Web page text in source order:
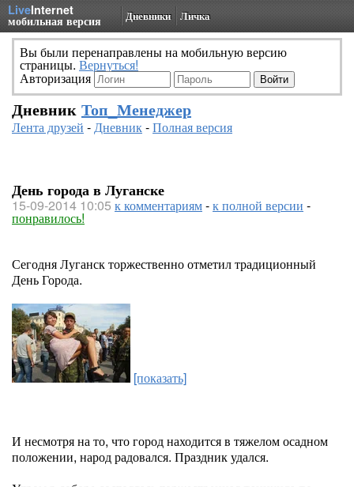
LiveInternet
мобильная версия Дневники Личка
Вы были перенаправлены на мобильную версию
страницы. Вернуться!
Авторизация
Дневник Топ_Менеджер
Лента друзей -Дневник-Полная версия
День города в Луганске
15-09-2014 10:05 к комментариям-к полной версии -
понравилось!
Сегодня Луганск торжественно отметил традиционный
День Города.
[показать]
И несмотря на то, что город находится в тяжелом осадном
положении, народ радовался. Праздник удался.